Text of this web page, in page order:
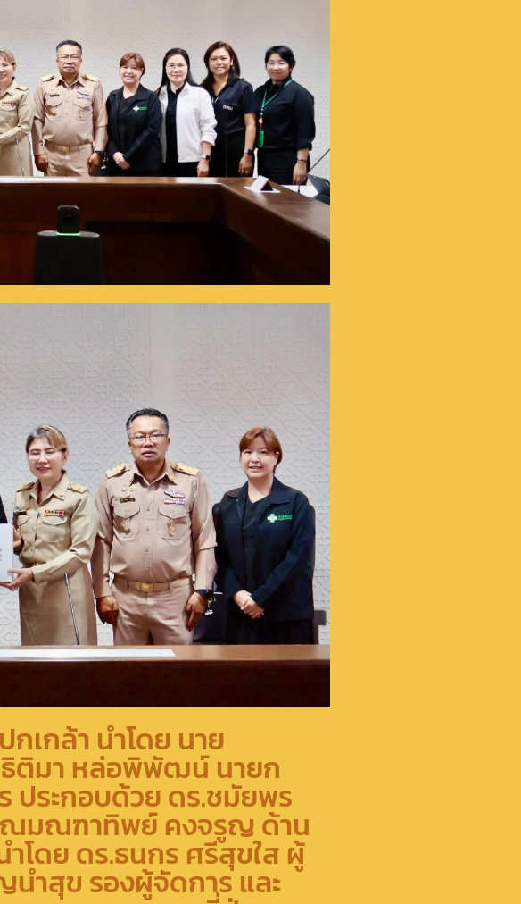
เกล้า นำโดย นาย
ติมา หล่อพิพัฒน์ นายก
ระกอบด้วย ดร.ชมัยพร
มณฑาทิพย์ คงจรูญ ด้าน
ดย ดร.ธนกร ศรีสุขใส ผู้
ำสุข รองผู้จัดการ และ